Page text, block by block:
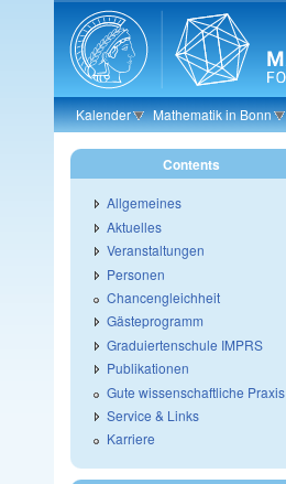
Skip to main content
Kalender Mathematik in Bonn
Contents
Allgemeines
Aktuelles
Veranstaltungen
Personen
Chancengleichheit
Gästeprogramm
Graduiertenschule IMPRS
Publikationen
Gute wissenschaftliche Praxis
Service & Links
Karriere